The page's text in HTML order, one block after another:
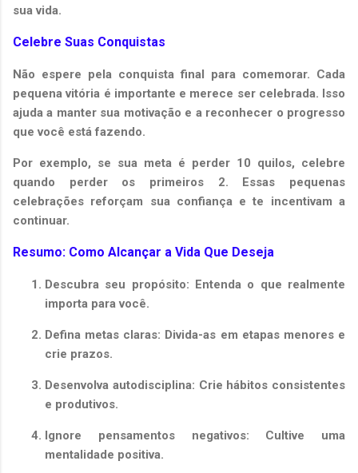
sua vida.
Celebre Suas Conquistas
Não espere pela conquista final para comemorar. Cada
pequena vitória é importante e merece ser celebrada. Isso
ajuda a manter sua motivação e a reconhecer o progresso
que você está fazendo.
Por exemplo, se sua meta é perder 10 quilos, celebre
quando perder os primeiros 2. Essas pequenas
celebrações reforçam sua confiança e te incentivam a
continuar.
Resumo: Como Alcançar a Vida Que Deseja
Descubra seu propósito: Entenda o que realmente
importa para você.
Defina metas claras: Divida-as em etapas menores e
crie prazos.
Desenvolva autodisciplina: Crie hábitos consistentes
e produtivos.
Ignore pensamentos negativos: Cultive uma
mentalidade positiva.